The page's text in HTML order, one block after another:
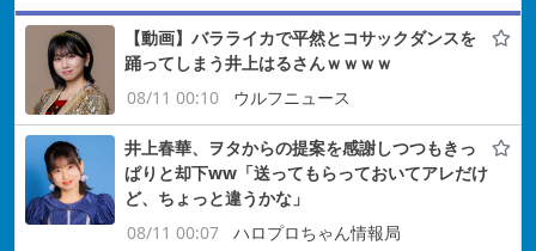
【動画】バラライカで平然とコサックダンスを
踊ってしまう井上はるさんｗｗｗｗ
08/11 00:10
ウルフニュース
井上春華、ヲタからの提案を感謝しつつもきっ
ぱりと却下ww「送ってもらっておいてアレだけ
ど、ちょっと違うかな」
08/11 00:07
ハロプロちゃん情報局